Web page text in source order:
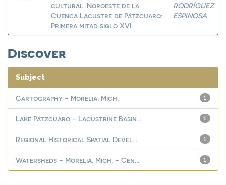
cultural. Noroeste de la
Cuenca Lacustre de Pátzcuaro:
Primera mitad siglo XVI
RODRÍGUEZ
ESPINOSA
Discover
Subject
1
Cartography - Morelia, Mich.
1
Lake Pátzcuaro - Lacustrine Basin...
1
Regional Historical Spatial Devel...
1
Watersheds - Morelia, Mich. - Cen...